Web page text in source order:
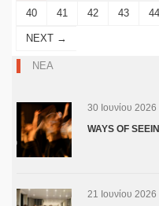
40 41 42 43 44
NEXT →
ΝΕΑ
30 Ιουνίου 2026
WAYS OF
21 Ιουνίου 2026